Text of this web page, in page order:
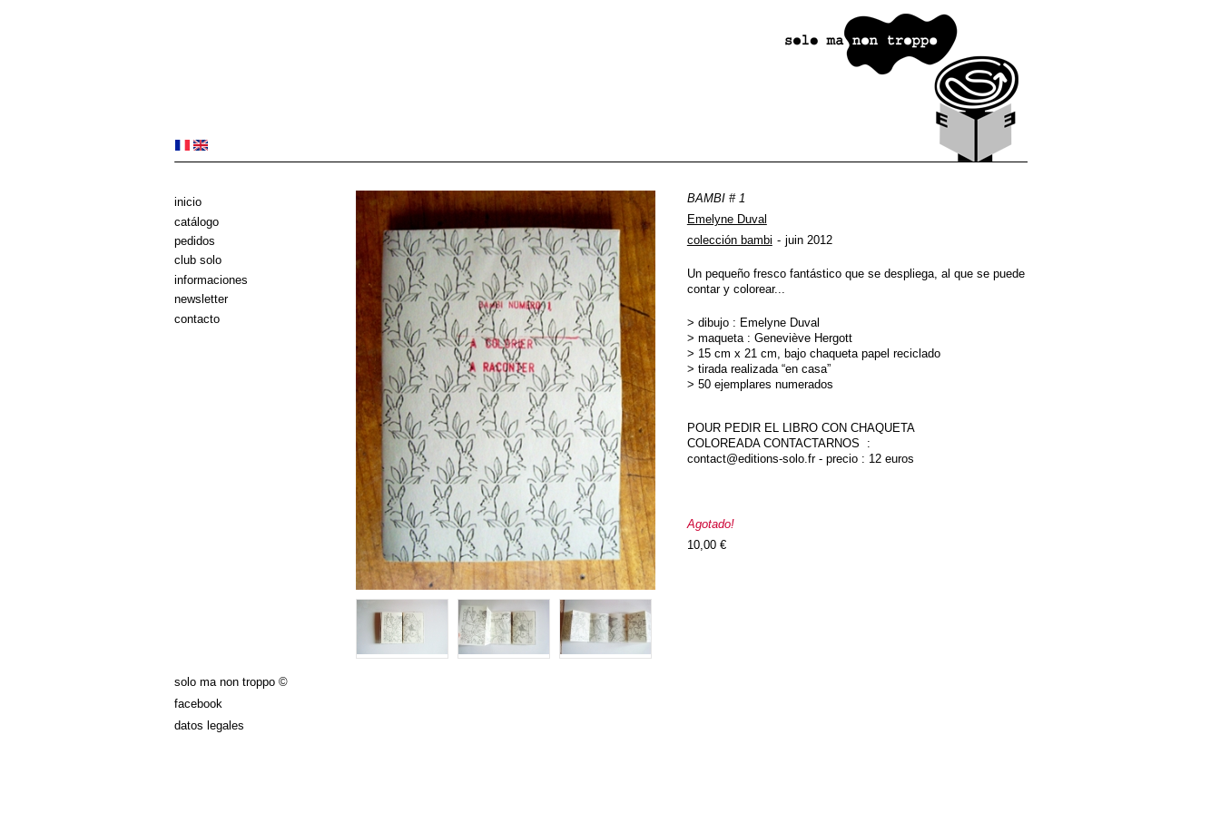
BAMBI # 1
Emelyne Duval
colección bambi
juin 2012
Un pequeño fresco fantástico que se despliega, al que se puede
contar y colorear...
> dibujo : Emelyne Duval
> maqueta : Geneviève Hergott
> 15 cm x 21 cm, bajo chaqueta papel reciclado
> tirada realizada “en casa”
> 50 ejemplares numerados
POUR PEDIR EL LIBRO CON CHAQUETA
COLOREADA CONTACTARNOS :
contact@editions-solo.fr- precio : 12 euros
Agotado!
10,00 €
inicio
catálogo
pedidos
club solo
informaciones
newsletter
contacto
solo ma non troppo ©
facebook
datos legales